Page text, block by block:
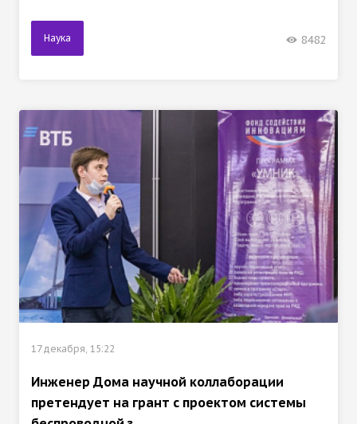
Наука 8482
17 декабря, 15:22
Инженер Дома научной коллаборации
претендует на грант с проектом системы